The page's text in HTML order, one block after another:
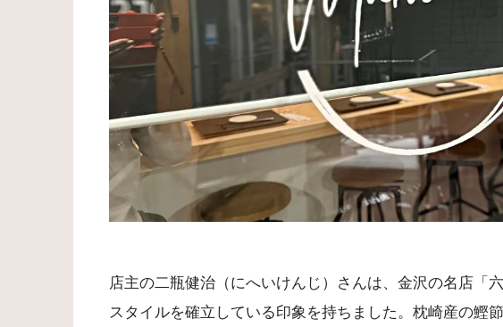
店主の二瓶健治（にへいけんじ）さんは、金沢の名店「
スタイルを確立している印象を持ちました。枕崎産の鰹